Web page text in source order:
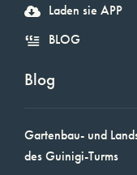
Laden sie APP
BLOG
Blog
Gartenbau- und
des Guinigi-Turms